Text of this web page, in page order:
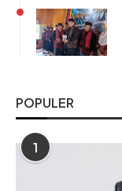
POPULER
1